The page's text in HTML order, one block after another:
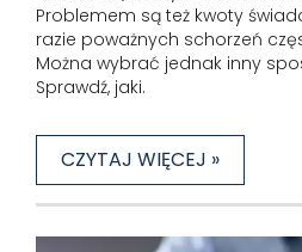
Problemem są też kwoty
razie poważnych schorzeń
Można wybrać jednak inny
Sprawdź, jaki.
CZYTAJ WIĘCEJ »